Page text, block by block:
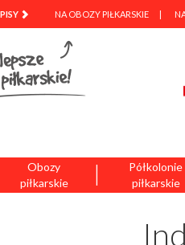
NA OBOZY PIŁKARSKIE
Obozy
piłkarskie
Półkolonie
piłkarskie
|